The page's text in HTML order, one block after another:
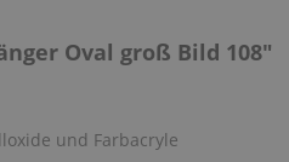
Oval groß Bild 108"
und Farbacryle